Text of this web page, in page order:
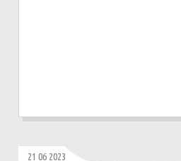
21 06 2023